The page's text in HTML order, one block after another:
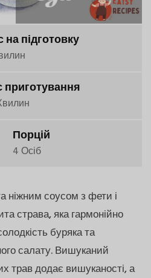
на підготовку
приготування
Порцій
4 Осіб
ніжним соусом з фети і
страва, яка гармонійно
буряка та
салату. Вишуканий
трав додає вишуканості, а